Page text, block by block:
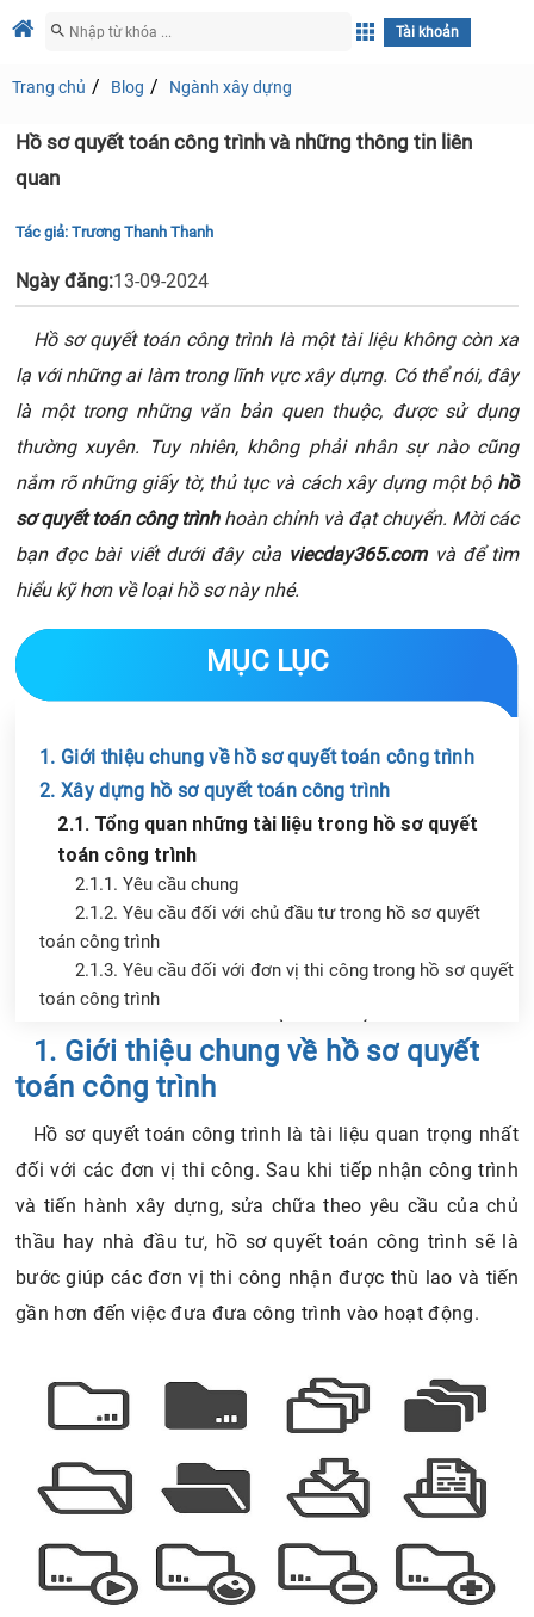
Tài khoản
Trang chủ Blog Ngành xây dựng
Hồ sơ quyết toán công trình và những thông tin liên
quan
Tác giả: Trương Thanh Thanh
Ngày đăng:13-09-2024
Hồ sơ quyết toán công trình là một tài liệu không còn xa
lạ với những ai làm trong lĩnh vực xây dựng. Có thể nói, đây
là một trong những văn bản quen thuộc, được sử dụng
thường xuyên. Tuy nhiên, không phải nhân sự nào cũng
nắm rõ những giấy tờ, thủ tục và cách xây dựng một bộ hồ
sơ quyết toán công trìnhhoàn chỉnh và đạt chuyển. Mời các
bạn đọc bài viết dưới đây của viecday365.comvà để tìm
hiểu kỹ hơn về loại hồ sơ này nhé.
MỤC LỤC
1. Giới thiệu chung về hồ sơ quyết toán công trình
2. Xây dựng hồ sơ quyết toán công trình
2.1. Tổng quan những tài liệu trong hồ sơ quyết
toán công trình
2.1.1. Yêu cầu chung
2.1.2. Yêu cầu đối với chủ đầu tư trong hồ sơ quyết
toán công trình
2.1.3. Yêu cầu đối với đơn vị thi công trong hồ sơ quyết
toán công trình
2.2. Các bước xây dựng hồ sơ quyết toán công trình
3. Một số lỗi cần tránh khi lập hồ sơ quyết toán công
trình
Chia sẻ tin với bạn bè
1. Giới thiệu chung về hồ sơ quyết
toán công trình
Hồ sơ quyết toán công trình là tài liệu quan trọng nhất
đối với các đơn vị thi công. Sau khi tiếp nhận công trình
và tiến hành xây dựng, sửa chữa theo yêu cầu của chủ
thầu hay nhà đầu tư, hồ sơ quyết toán công trình sẽ là
bước giúp các đơn vị thi công nhận được thù lao và tiến
gần hơn đến việc đưa đưa công trình vào hoạt động.